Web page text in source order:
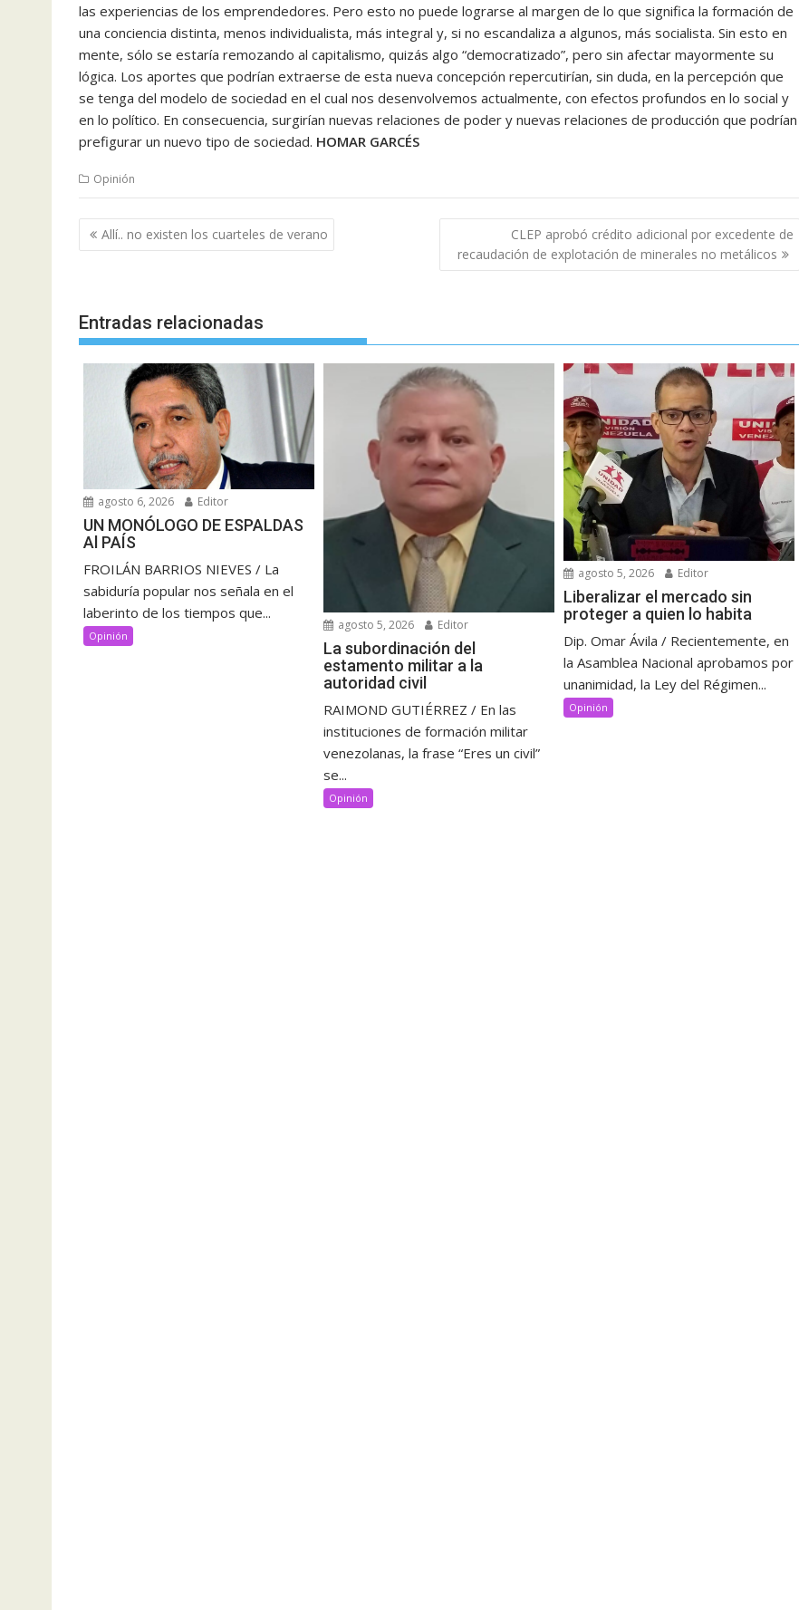
las experiencias de los emprendedores. Pero esto no puede lograrse al margen de lo que significa la formación de
una conciencia distinta, menos individualista, más integral y, si no escandaliza a algunos, más socialista. Sin esto en
mente, sólo se estaría remozando al capitalismo, quizás algo “democratizado”, pero sin afectar mayormente su
lógica. Los aportes que podrían extraerse de esta nueva concepción repercutirían, sin duda, en la percepción que
se tenga del modelo de sociedad en el cual nos desenvolvemos actualmente, con efectos profundos en lo social y
en lo político. En consecuencia, surgirían nuevas relaciones de poder y nuevas relaciones de producción que podrían
prefigurar un nuevo tipo de sociedad. HOMAR GARCÉS
Opinión
Navegación
de
Allí.. no existen los cuarteles de verano
CLEP aprobó crédito adicional por excedente de
recaudación de explotación de minerales no metálicos
Entradas relacionadas
agosto 6, 2026 Editor
UN MONÓLOGO DE ESPALDAS
Al PAÍS
FROILÁN BARRIOS NIEVES / La
sabiduría popular nos señala en el
laberinto de los tiempos que...
Opinión
agosto 5, 2026 Editor
La subordinación del
estamento militar a la
autoridad civil
RAIMOND GUTIÉRREZ / En las
instituciones de formación militar
venezolanas, la frase “Eres un civil”
se...
Opinión
agosto 5, 2026 Editor
Liberalizar el mercado sin
proteger a quien lo habita
Dip. Omar Ávila / Recientemente, en
la Asamblea Nacional aprobamos por
unanimidad, la Ley del Régimen...
Opinión